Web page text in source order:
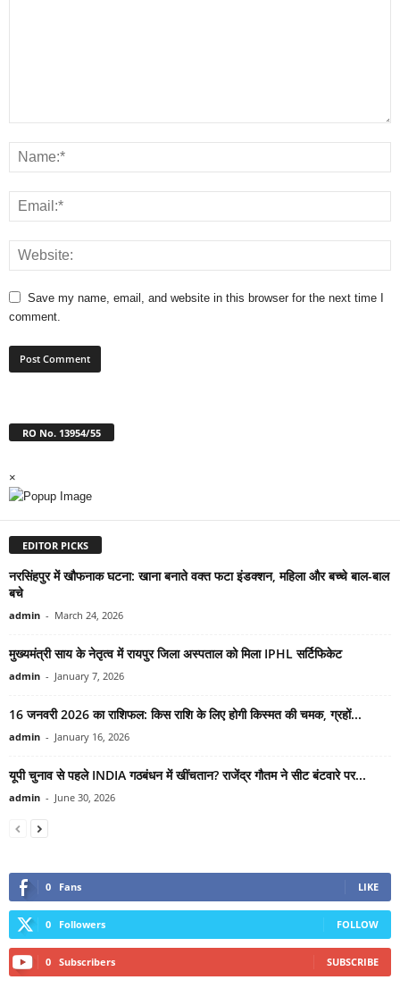
Save my name, email, and website in this browser for the next time I
comment.
RO No. 13954/55
×
EDITOR PICKS
नरसिंहपुर में खौफनाक घटना: खाना बनाते वक्त फटा इंडक्शन, महिला और बच्चे बाल-बाल
बचे
admin - March 24, 2026
मुख्यमंत्री साय के नेतृत्व में रायपुर जिला अस्पताल को मिला IPHL सर्टिफिकेट
admin - January 7, 2026
16 जनवरी 2026 का राशिफल: किस राशि के लिए होगी किस्मत की चमक, ग्रहों...
admin - January 16, 2026
यूपी चुनाव से पहले INDIA गठबंधन में खींचतान? राजेंद्र गौतम ने सीट बंटवारे पर...
admin - June 30, 2026
0 Fans LIKE
0 Followers FOLLOW
0 Subscribers SUBSCRIBE